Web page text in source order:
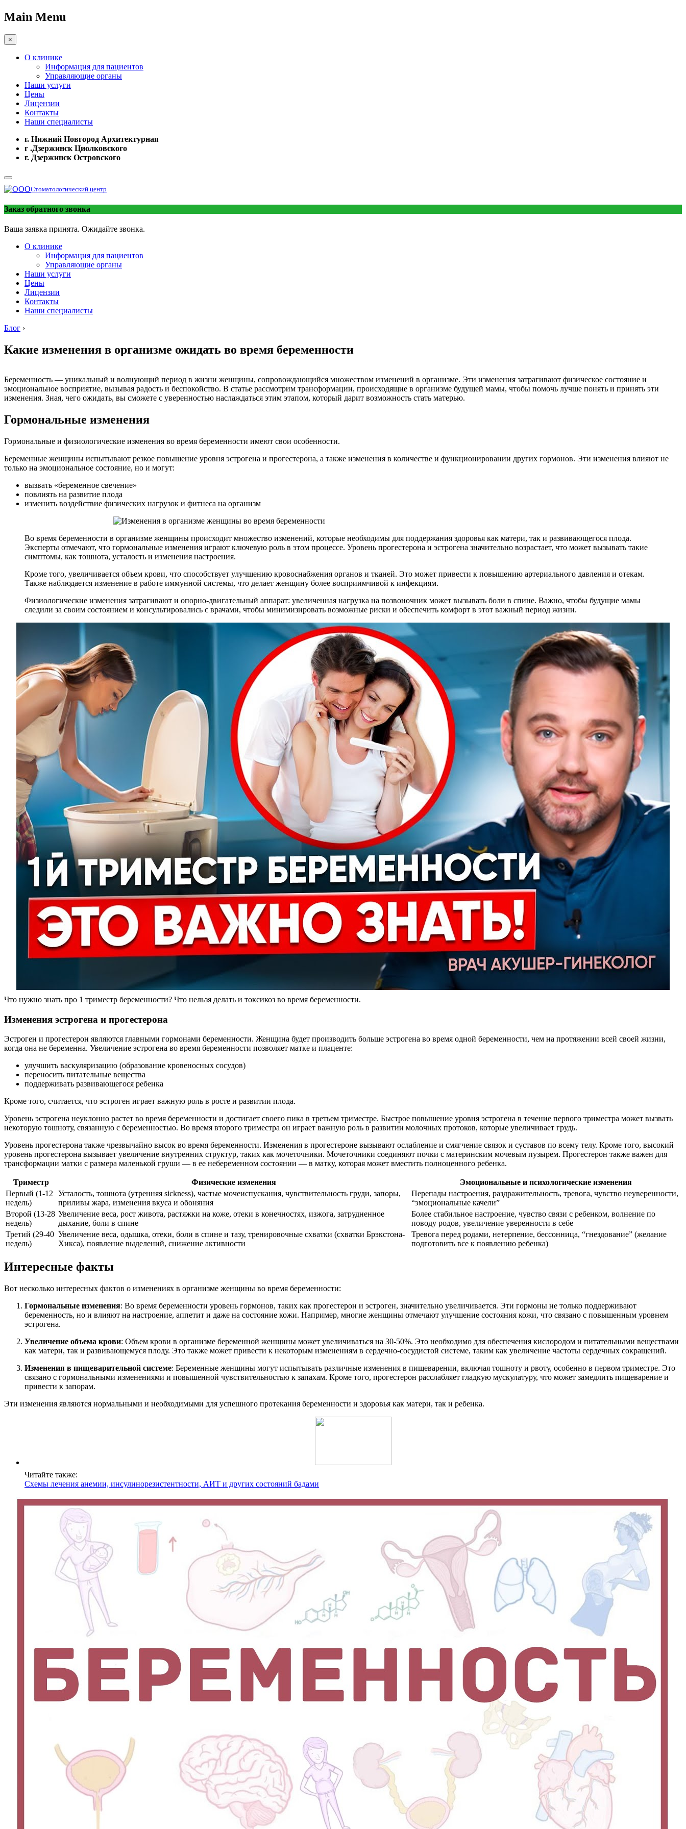
Main Menu
×
О клинике
Информация для пациентов
Управляющие органы
Наши услуги
Цены
Лицензии
Контакты
Наши специалисты
г. Нижний Новгород Архитектурная
г .Дзержинск Циолковского
г. Дзержинск Островского
Стоматологический центр
Заказ обратного звонка
Ваша заявка принята. Ожидайте звонка.
О клинике
Информация для пациентов
Управляющие органы
Наши услуги
Цены
Лицензии
Контакты
Наши специалисты
Блог ›
Какие изменения в организме ожидать во время беременности
Беременность — уникальный и волнующий период в жизни женщины, сопровождающийся множеством изменений в организме. Эти изменения затрагивают физическое состояние и
эмоциональное восприятие, вызывая радость и беспокойство. В статье рассмотрим трансформации, происходящие в организме будущей мамы, чтобы помочь лучше понять и принять эти
изменения. Зная, чего ожидать, вы сможете с уверенностью наслаждаться этим этапом, который дарит возможность стать матерью.
Гормональные изменения
Гормональные и физиологические изменения во время беременности имеют свои особенности.
Беременные женщины испытывают резкое повышение уровня эстрогена и прогестерона, а также изменения в количестве и функционировании других гормонов. Эти изменения влияют не
только на эмоциональное состояние, но и могут:
вызвать «беременное свечение»
повлиять на развитие плода
изменить воздействие физических нагрузок и фитнеса на организм
Во время беременности в организме женщины происходит множество изменений, которые необходимы для поддержания здоровья как матери, так и развивающегося плода.
Эксперты отмечают, что гормональные изменения играют ключевую роль в этом процессе. Уровень прогестерона и эстрогена значительно возрастает, что может вызывать такие
симптомы, как тошнота, усталость и изменения настроения.
Кроме того, увеличивается объем крови, что способствует улучшению кровоснабжения органов и тканей. Это может привести к повышению артериального давления и отекам.
Также наблюдается изменение в работе иммунной системы, что делает женщину более восприимчивой к инфекциям.
Физиологические изменения затрагивают и опорно-двигательный аппарат: увеличенная нагрузка на позвоночник может вызывать боли в спине. Важно, чтобы будущие мамы
следили за своим состоянием и консультировались с врачами, чтобы минимизировать возможные риски и обеспечить комфорт в этот важный период жизни.
Что нужно знать про 1 триместр беременности? Что нельзя делать и токсикоз во время беременности.
Изменения эстрогена и прогестерона
Эстроген и прогестерон являются главными гормонами беременности. Женщина будет производить больше эстрогена во время одной беременности, чем на протяжении всей своей жизни,
когда она не беременна. Увеличение эстрогена во время беременности позволяет матке и плаценте:
улучшить васкуляризацию (образование кровеносных сосудов)
переносить питательные вещества
поддерживать развивающегося ребенка
Кроме того, считается, что эстроген играет важную роль в росте и развитии плода.
Уровень эстрогена неуклонно растет во время беременности и достигает своего пика в третьем триместре. Быстрое повышение уровня эстрогена в течение первого триместра может вызвать
некоторую тошноту, связанную с беременностью. Во время второго триместра он играет важную роль в развитии молочных протоков, которые увеличивает грудь.
Уровень прогестерона также чрезвычайно высок во время беременности. Изменения в прогестероне вызывают ослабление и смягчение связок и суставов по всему телу. Кроме того, высокий
уровень прогестерона вызывает увеличение внутренних структур, таких как мочеточники. Мочеточники соединяют почки с материнским мочевым пузырем. Прогестерон также важен для
трансформации матки с размера маленькой груши — в ее небеременном состоянии — в матку, которая может вместить полноценного ребенка.
Триместр Физические изменения
Эмоциональные и психологические изменения
Первый (1-12
недель)
Усталость, тошнота (утренняя sickness), частые мочеиспускания, чувствительность груди, запоры,
приливы жара, изменения вкуса и обоняния
Перепады настроения, раздражительность, тревога, чувство неуверенности,
“эмоциональные качели”
Второй (13-28
недель)
Увеличение веса, рост живота, растяжки на коже, отеки в конечностях, изжога, затрудненное
дыхание, боли в спине
Более стабильное настроение, чувство связи с ребенком, волнение по
поводу родов, увеличение уверенности в себе
Третий (29-40
недель)
Увеличение веса, одышка, отеки, боли в спине и тазу, тренировочные схватки (схватки Брэкстона-
Хикса), появление выделений, снижение активности
Тревога перед родами, нетерпение, бессонница, “гнездование” (желание
подготовить все к появлению ребенка)
Интересные факты
Вот несколько интересных фактов о изменениях в организме женщины во время беременности:
Гормональные изменения: Во время беременности уровень гормонов, таких как прогестерон и эстроген, значительно увеличивается. Эти гормоны не только поддерживают
беременность, но и влияют на настроение, аппетит и даже на состояние кожи. Например, многие женщины отмечают улучшение состояния кожи, что связано с повышенным уровнем
эстрогена.
Увеличение объема крови: Объем крови в организме беременной женщины может увеличиваться на 30-50%. Это необходимо для обеспечения кислородом и питательными веществами
как матери, так и развивающемуся плоду. Это также может привести к некоторым изменениям в сердечно-сосудистой системе, таким как увеличение частоты сердечных сокращений.
Изменения в пищеварительной системе: Беременные женщины могут испытывать различные изменения в пищеварении, включая тошноту и рвоту, особенно в первом триместре. Это
связано с гормональными изменениями и повышенной чувствительностью к запахам. Кроме того, прогестерон расслабляет гладкую мускулатуру, что может замедлить пищеварение и
привести к запорам.
Эти изменения являются нормальными и необходимыми для успешного протекания беременности и здоровья как матери, так и ребенка.
Читайте также:
Схемы лечения анемии, инсулинорезистентности, АИТ и других состояний бадами